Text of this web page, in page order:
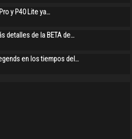
y P40 Lite ya…
detalles de la BETA de…
en los tiempos del…